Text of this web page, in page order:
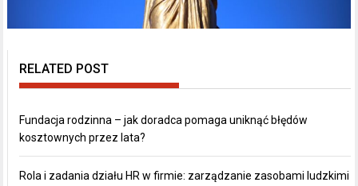
RELATED POST
Fundacja rodzinna – jak doradca pomaga uniknąć błędów
kosztownych przez lata?
Rola i zadania działu HR w firmie: zarządzanie zasobami ludzkimi